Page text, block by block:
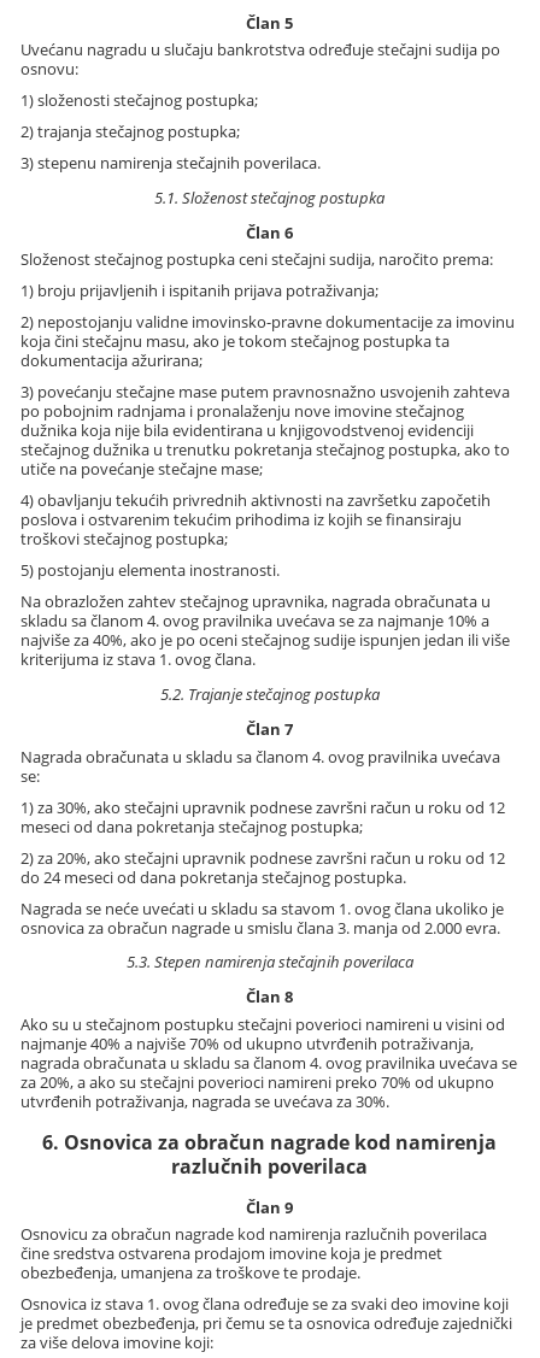
Član 5
Uvećanu nagradu u slučaju bankrotstva određuje stečajni sudija po
osnovu:
1) složenosti stečajnog postupka;
2) trajanja stečajnog postupka;
3) stepenu namirenja stečajnih poverilaca.
5.1. Složenost stečajnog postupka
Član 6
Složenost stečajnog postupka ceni stečajni sudija, naročito prema:
1) broju prijavljenih i ispitanih prijava potraživanja;
2) nepostojanju validne imovinsko-pravne dokumentacije za imovinu
koja čini stečajnu masu, ako je tokom stečajnog postupka ta
dokumentacija ažurirana;
3) povećanju stečajne mase putem pravnosnažno usvojenih zahteva
po pobojnim radnjama i pronalaženju nove imovine stečajnog
dužnika koja nije bila evidentirana u knjigovodstvenoj evidenciji
stečajnog dužnika u trenutku pokretanja stečajnog postupka, ako to
utiče na povećanje stečajne mase;
4) obavljanju tekućih privrednih aktivnosti na završetku započetih
poslova i ostvarenim tekućim prihodima iz kojih se finansiraju
troškovi stečajnog postupka;
5) postojanju elementa inostranosti.
Na obrazložen zahtev stečajnog upravnika, nagrada obračunata u
skladu sa članom 4. ovog pravilnika uvećava se za najmanje 10% a
najviše za 40%, ako je po oceni stečajnog sudije ispunjen jedan ili više
kriterijuma iz stava 1. ovog člana.
5.2. Trajanje stečajnog postupka
Član 7
Nagrada obračunata u skladu sa članom 4. ovog pravilnika uvećava
se:
1) za 30%, ako stečajni upravnik podnese završni račun u roku od 12
meseci od dana pokretanja stečajnog postupka;
2) za 20%, ako stečajni upravnik podnese završni račun u roku od 12
do 24 meseci od dana pokretanja stečajnog postupka.
Nagrada se neće uvećati u skladu sa stavom 1. ovog člana ukoliko je
osnovica za obračun nagrade u smislu člana 3. manja od 2.000 evra.
5.3. Stepen namirenja stečajnih poverilaca
Član 8
Ako su u stečajnom postupku stečajni poverioci namireni u visini od
najmanje 40% a najviše 70% od ukupno utvrđenih potraživanja,
nagrada obračunata u skladu sa članom 4. ovog pravilnika uvećava se
za 20%, a ako su stečajni poverioci namireni preko 70% od ukupno
utvrđenih potraživanja, nagrada se uvećava za 30%.
6. Osnovica za obračun nagrade kod namirenja
razlučnih poverilaca
Član 9
Osnovicu za obračun nagrade kod namirenja razlučnih poverilaca
čine sredstva ostvarena prodajom imovine koja je predmet
obezbeđenja, umanjena za troškove te prodaje.
Osnovica iz stava 1. ovog člana određuje se za svaki deo imovine koji
je predmet obezbeđenja, pri čemu se ta osnovica određuje zajednički
za više delova imovine koji: